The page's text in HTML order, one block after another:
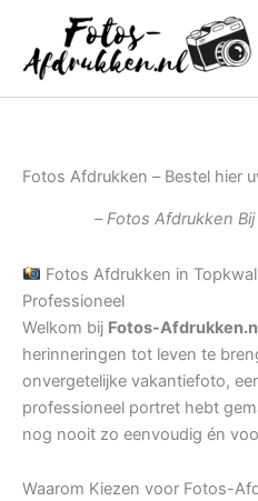
inhoud
Fotos Afdrukken – Bestel hier
– Fotos Afdrukken
Fotos Afdrukken in
Professioneel
Welkom bij Fotos-
herinneringen tot leven te
onvergetelijke vakantiefoto,
professioneel portret hebt
nog nooit zo eenvoudig én
Waarom Kiezen voor Fotos-